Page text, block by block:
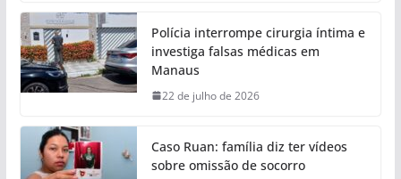
Polícia interrompe cirurgia íntima e
investiga falsas médicas em
Manaus
22 de julho de 2026
Caso Ruan: família diz ter vídeos
sobre omissão de socorro